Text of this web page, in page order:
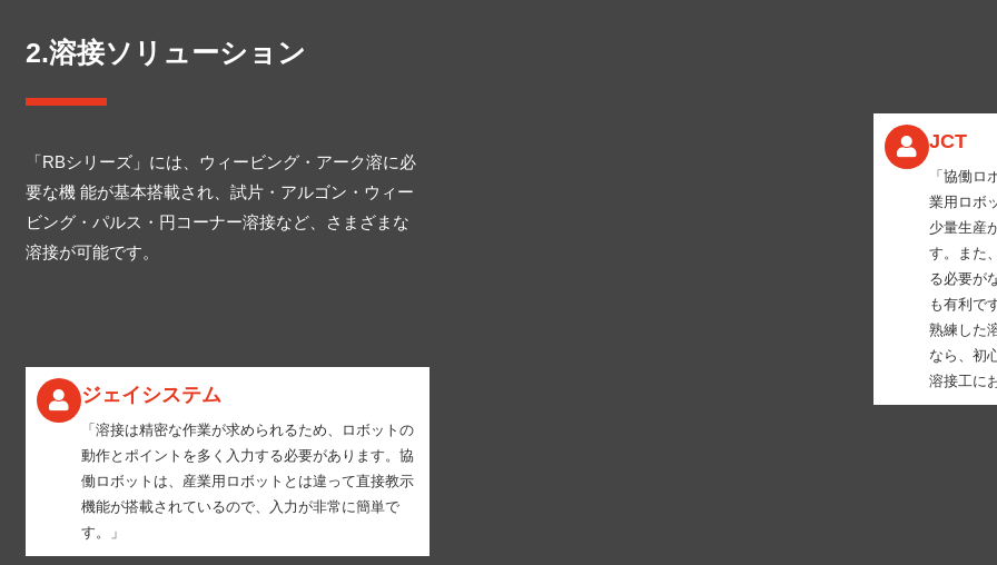
2.溶接ソリューション
「RBシリーズ」には、ウィービング・アーク溶に必
要な機 能が基本搭載され、試片・アルゴン・ウィー
ビング・パルス・円コーナー溶接など、さまざまな
溶接が可能です。
ジェイシステム
「溶接は精密な作業が求められるため、ロボットの
動作とポイントを多く入力する必要があります。協
働ロボットは、産業用ロボットとは違って直接教示
機能が搭載されているので、入力が非常に簡単で
す。」
JCT
「協働ロ
業用ロボ
少量生産
す。また
る必要が
も有利で
熟練した
なら、初
溶接工に